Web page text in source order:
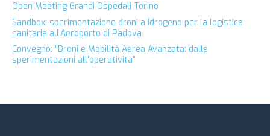
Open Meeting Grandi Ospedali Torino
Sandbox: sperimentazione droni a idrogeno per la logistica
sanitaria all’Aeroporto di Padova
Convegno: “Droni e Mobilità Aerea Avanzata: dalle
sperimentazioni all’operatività”